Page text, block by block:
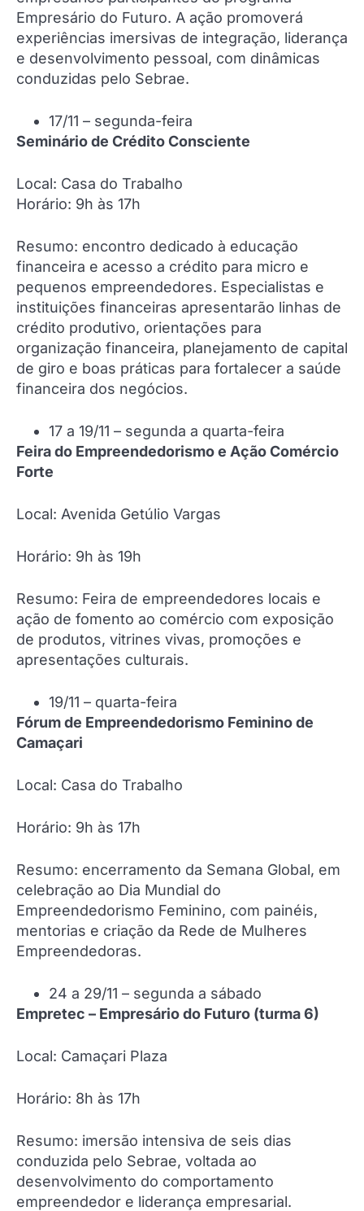
Empresário do Futuro. A ação promoverá
experiências imersivas de integração, liderança
e desenvolvimento pessoal, com dinâmicas
conduzidas pelo Sebrae.
17/11 – segunda-feira
Seminário de Crédito Consciente
Local: Casa do Trabalho
Horário: 9h às 17h
Resumo: encontro dedicado à educação
financeira e acesso a crédito para micro e
pequenos empreendedores. Especialistas e
instituições financeiras apresentarão linhas de
crédito produtivo, orientações para
organização financeira, planejamento de capital
de giro e boas práticas para fortalecer a saúde
financeira dos negócios.
17 a 19/11 – segunda a quarta-feira
Feira do Empreendedorismo e Ação Comércio
Forte
Local: Avenida Getúlio Vargas
Horário: 9h às 19h
Resumo: Feira de empreendedores locais e
ação de fomento ao comércio com exposição
de produtos, vitrines vivas, promoções e
apresentações culturais.
19/11 – quarta-feira
Fórum de Empreendedorismo Feminino de
Camaçari
Local: Casa do Trabalho
Horário: 9h às 17h
Resumo: encerramento da Semana Global, em
celebração ao Dia Mundial do
Empreendedorismo Feminino, com painéis,
mentorias e criação da Rede de Mulheres
Empreendedoras.
24 a 29/11 – segunda a sábado
Empretec – Empresário do Futuro (turma 6)
Local: Camaçari Plaza
Horário: 8h às 17h
Resumo: imersão intensiva de seis dias
conduzida pelo Sebrae, voltada ao
desenvolvimento do comportamento
empreendedor e liderança empresarial.